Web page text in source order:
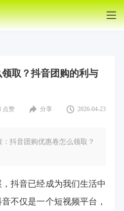
取？抖音团购的利与
点赞 分享 2026-04-23
抖音团购优惠卷怎么领取？
抖音已经成为我们生活中
不仅是一个短视频平台，